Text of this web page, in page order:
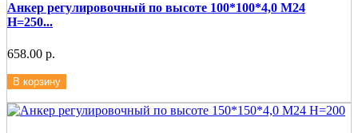
Анкер регулировочный по высоте 100*100*4,0 М24
Н=250...
658.00 р.
В корзину